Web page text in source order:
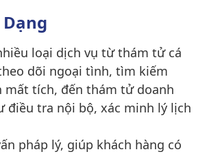
loại dịch vụ từ thám tử cá
dõi ngoại tình, tìm kiếm
mất tích, đến thám tử doanh
điều tra nội bộ, xác minh lý lịch
pháp lý, giúp khách hàng có